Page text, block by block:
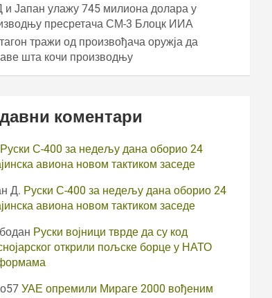
Јапан улажу 745 милиона долара у
пресретача СМ-3 Блоцк ИИА
тражи од произвођача оружја да
шта кочи производњу
коментари
Руски С-400 за недељу дана оборио 24
авиона новом тактиком заседе
Д. Руски С-400 за недељу дана оборио 24
авиона новом тактиком заседе
Руски војници тврде да су код
открили пољске борце у НАТО
УАЕ опремили Мираге 2000 вођеним